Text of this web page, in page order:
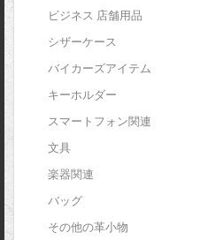
ビジネス 店舗用品
シザーケース
バイカーズアイテム
キーホルダー
スマートフォン関連
文具
楽器関連
バッグ
その他の革小物